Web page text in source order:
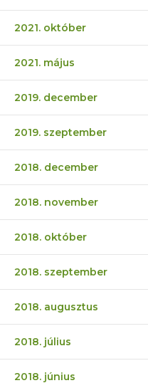
2021. október
2021. május
2019. december
2019. szeptember
2018. december
2018. november
2018. október
2018. szeptember
2018. augusztus
2018. július
2018. június